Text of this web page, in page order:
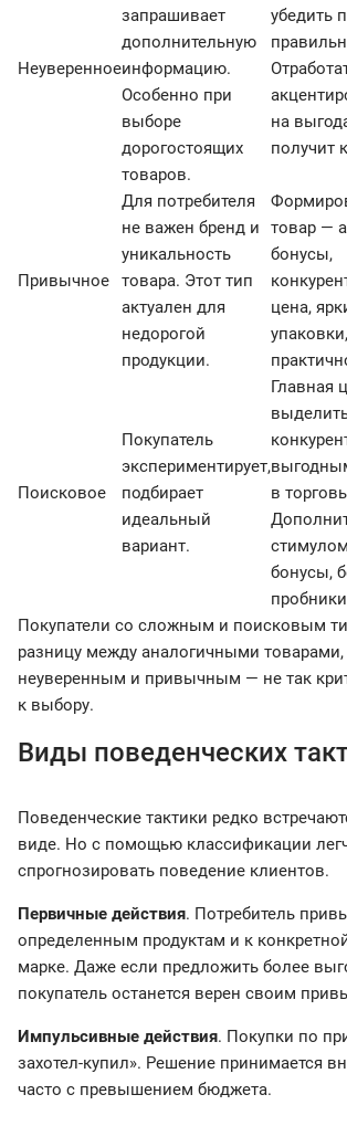
Неуверенное
запрашивает
дополнительную
информацию.
Особенно при
выборе
дорогостоящих
товаров.
убедить
на
получит
Привычное
Для потребителя
не важен бренд и
уникальность
товара. Этот тип
актуален для
недорогой
продукции.
товар —
бонусы,
цена,
Поисковое
Покупатель
экспериментирует,
подбирает
идеальный
вариант.
Главная
в
бонусы,
Покупатели со сложным и поисковым
разницу между аналогичными товарами,
неуверенным и привычным — не так
к выбору.
Виды поведенческих
Поведенческие тактики редко
виде. Но с помощью классификации
спрогнозировать поведение клиентов.
Первичные действия. Потребитель
определенным продуктам и к
марке. Даже если предложить более
покупатель останется верен своим
Импульсивные действия. Покупки по
захотел-купил». Решение принимается
часто с превышением бюджета.